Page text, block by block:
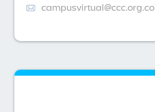
campusvirtual@ccc.org.co